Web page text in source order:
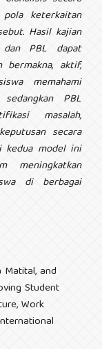
keterkaitan
Hasil kajian
PBL dapat
bermakna, aktif,
memahami
PBL
masalah,
secara
kedua model ini
meningkatkan
di berbagai
Matital, and
Student
Work